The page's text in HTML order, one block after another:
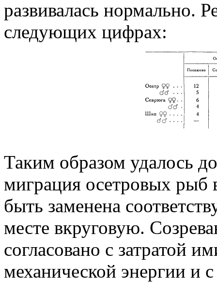
развивалась нормально.
следующих цифрах:
Таким образом удалось
миграция осетровых рыб
быть заменена
месте вкруговую.
согласовано с затратой
механической энергии и